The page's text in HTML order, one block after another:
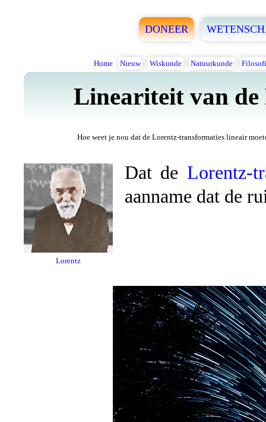
DONEER
Home Nieuw Wiskunde Natuurkunde
Lineariteit van
Hoe weet je nou dat de Lorentz-transformaties lineair
Lorentz
Dat de Lorentz-
aanname dat de